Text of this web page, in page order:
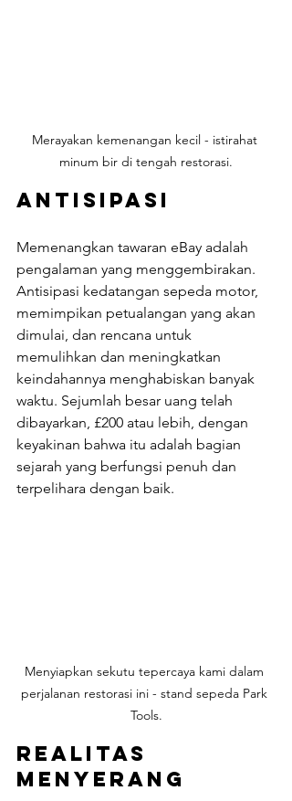
Merayakan kemenangan kecil - istirahat
minum bir di tengah restorasi.
Antisipasi
Memenangkan tawaran eBay adalah
pengalaman yang menggembirakan.
Antisipasi kedatangan sepeda motor,
memimpikan petualangan yang akan
dimulai, dan rencana untuk
memulihkan dan meningkatkan
keindahannya menghabiskan banyak
waktu. Sejumlah besar uang telah
dibayarkan, £200 atau lebih, dengan
keyakinan bahwa itu adalah bagian
sejarah yang berfungsi penuh dan
terpelihara dengan baik.
Menyiapkan sekutu tepercaya kami dalam
perjalanan restorasi ini - stand sepeda Park
Tools.
Realitas
Menyerang